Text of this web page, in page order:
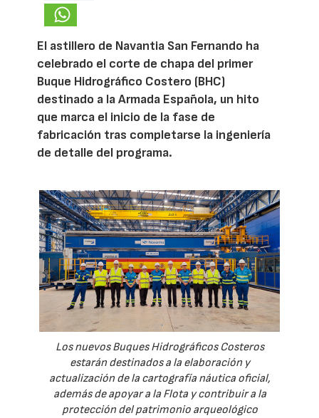
El astillero de Navantia San Fernando ha
celebrado el corte de chapa del primer
Buque Hidrográfico Costero (BHC)
destinado a la Armada Española, un hito
que marca el inicio de la fase de
fabricación tras completarse la ingeniería
de detalle del programa.
Los nuevos Buques Hidrográficos Costeros
estarán destinados a la elaboración y
actualización de la cartografía náutica oficial,
además de apoyar a la Flota y contribuir a la
protección del patrimonio arqueológico